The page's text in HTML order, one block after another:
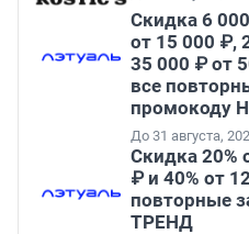
Скидка 6
от 15 000 ₽,
35 000 ₽ от
все
промокоду
До 31 августа,
Скидка 20%
₽ и 40% от
повторные
ТРЕНД